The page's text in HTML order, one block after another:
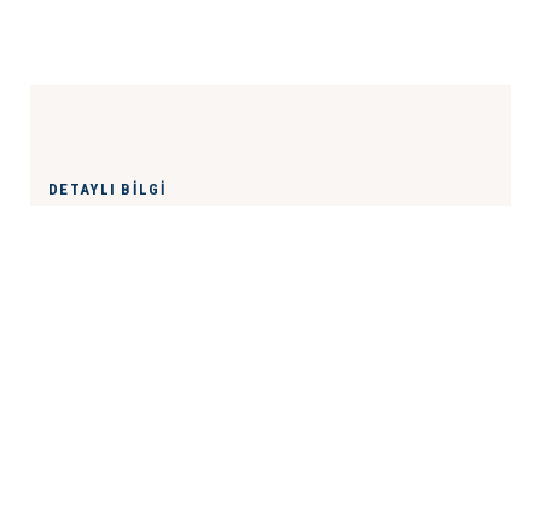
DETAYLI BILGI